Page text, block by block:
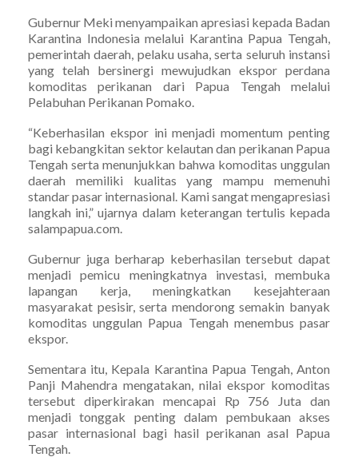
Gubernur Meki menyampaikan apresiasi kepada Badan
Karantina Indonesia melalui Karantina Papua Tengah,
pemerintah daerah, pelaku usaha, serta seluruh instansi
yang telah bersinergi mewujudkan ekspor perdana
komoditas perikanan dari Papua Tengah melalui
Pelabuhan Perikanan Pomako.
“Keberhasilan ekspor ini menjadi momentum penting
bagi kebangkitan sektor kelautan dan perikanan Papua
Tengah serta menunjukkan bahwa komoditas unggulan
daerah memiliki kualitas yang mampu memenuhi
standar pasar internasional. Kami sangat mengapresiasi
langkah ini,” ujarnya dalam keterangan tertulis kepada
salampapua.com.
Gubernur juga berharap keberhasilan tersebut dapat
menjadi pemicu meningkatnya investasi, membuka
lapangan kerja, meningkatkan kesejahteraan
masyarakat pesisir, serta mendorong semakin banyak
komoditas unggulan Papua Tengah menembus pasar
ekspor.
Sementara itu, Kepala Karantina Papua Tengah, Anton
Panji Mahendra mengatakan, nilai ekspor komoditas
tersebut diperkirakan mencapai Rp 756 Juta dan
menjadi tonggak penting dalam pembukaan akses
pasar internasional bagi hasil perikanan asal Papua
Tengah.